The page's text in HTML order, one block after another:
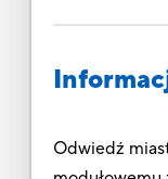
Odwiedź